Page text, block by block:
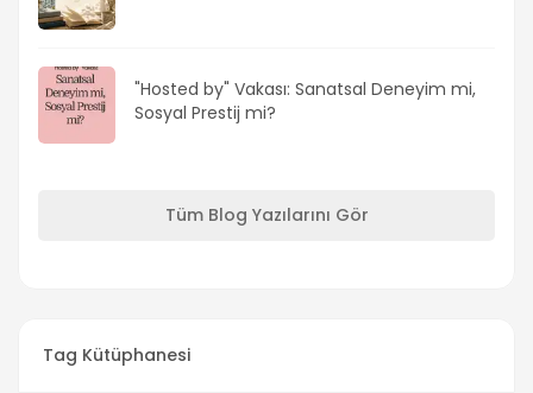
"Hosted by" Vakası: Sanatsal Deneyim mi,
Sosyal Prestij mi?
Tüm Blog Yazılarını Gör
Tag Kütüphanesi